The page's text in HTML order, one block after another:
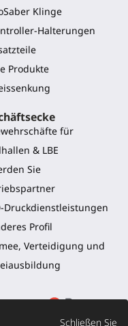
Klinge
Halterungen
Produkte
für
& LBE
Sie
Druckdienstleistungen
Profil
Verteidigung und
Schließen Sie